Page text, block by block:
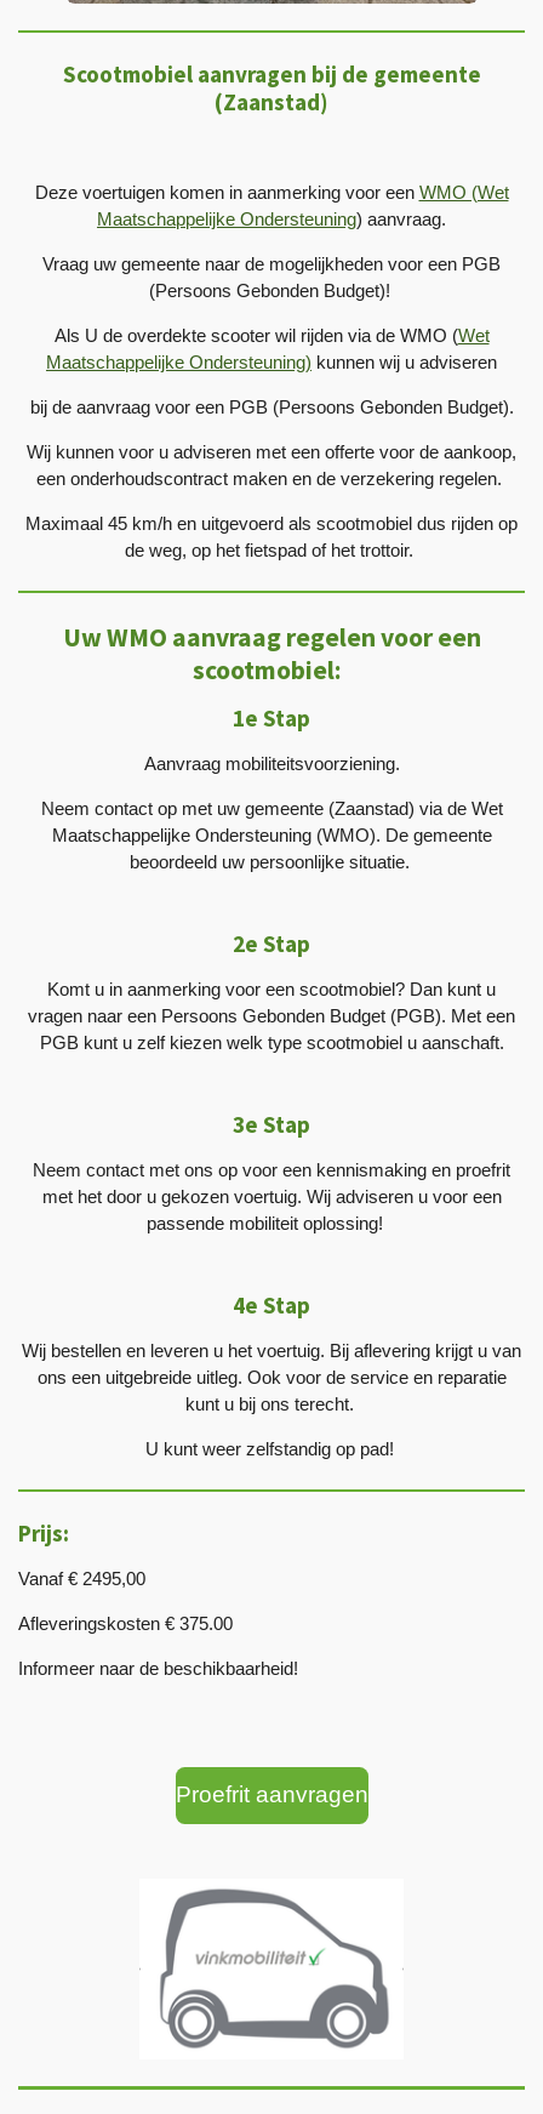
Scootmobiel aanvragen bij de gemeente
(Zaanstad)
Deze voertuigen komen in aanmerking voor een WMO (Wet
Maatschappelijke Ondersteuning) aanvraag.
Vraag uw gemeente naar de mogelijkheden voor een PGB
(Persoons Gebonden Budget)!
Als U de overdekte scooter wil rijden via de WMO (Wet
Maatschappelijke Ondersteuning) kunnen wij u adviseren
bij de aanvraag voor een PGB (Persoons Gebonden Budget).
Wij kunnen voor u adviseren met een offerte voor de aankoop,
een onderhoudscontract maken en de verzekering regelen.
Maximaal 45 km/h en uitgevoerd als scootmobiel dus rijden op
de weg, op het fietspad of het trottoir.
Uw WMO aanvraag regelen voor een
scootmobiel:
1e Stap
Aanvraag mobiliteitsvoorziening.
Neem contact op met uw gemeente (Zaanstad) via de Wet
Maatschappelijke Ondersteuning (WMO). De gemeente
beoordeeld uw persoonlijke situatie.
2e Stap
Komt u in aanmerking voor een scootmobiel? Dan kunt u
vragen naar een Persoons Gebonden Budget (PGB). Met een
PGB kunt u zelf kiezen welk type scootmobiel u aanschaft.
3e Stap
Neem contact met ons op voor een kennismaking en proefrit
met het door u gekozen voertuig. Wij adviseren u voor een
passende mobiliteit oplossing!
4e Stap
Wij bestellen en leveren u het voertuig. Bij aflevering krijgt u van
ons een uitgebreide uitleg. Ook voor de service en reparatie
kunt u bij ons terecht.
U kunt weer zelfstandig op pad!
Prijs:
Vanaf € 2495,00
Afleveringskosten € 375.00
Informeer naar de beschikbaarheid!
Proefrit aanvragen